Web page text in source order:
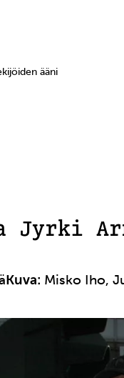
ääni
Jyrki
Kuva: Misko Iho,